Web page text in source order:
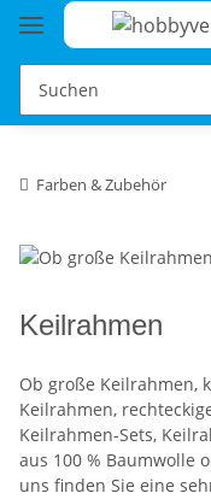
Farben & Zubehör
Keilrahmen
Ob große Keilrahmen,
Keilrahmen,
Keilrahmen-Sets,
aus 100 % Baumwolle
uns finden Sie eine